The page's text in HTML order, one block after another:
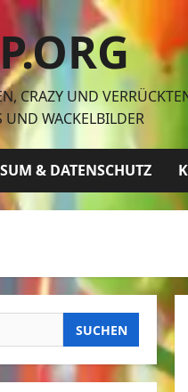
CRAZY UND
WACKELBILDER
& DATENSCHUTZ